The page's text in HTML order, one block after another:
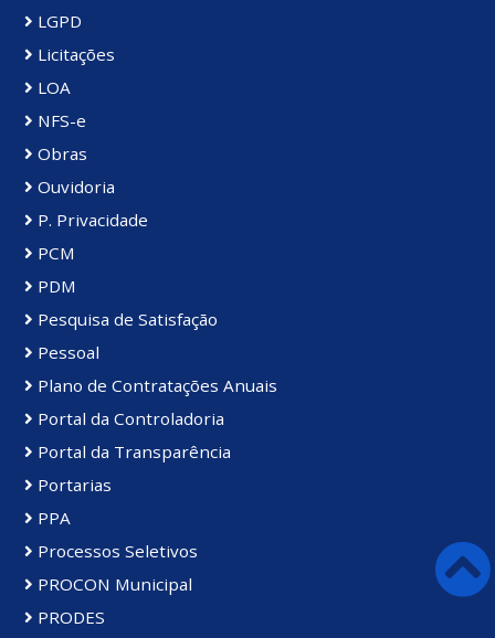
LGPD
Licitações
LOA
NFS-e
Obras
Ouvidoria
P. Privacidade
PCM
PDM
Pesquisa de Satisfação
Pessoal
Plano de Contratações Anuais
Portal da Controladoria
Portal da Transparência
Portarias
PPA
Processos Seletivos
PROCON Municipal
PRODES